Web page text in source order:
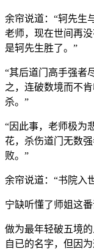
余帘说道：“轲先生
老师，现在世间再
是轲先生胜了。”
“其后道门高手强者
之，连破数境而不
杀。”
“因此事，老师极为
花，杀伤道门无数
败。”
余帘说道：“书院入
宁缺听懂了师姐这番
做为最年轻破五境
自已的名字，但因